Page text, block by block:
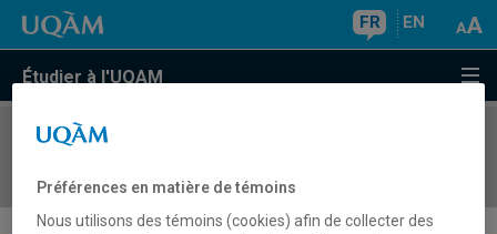
FR EN
Étudier à l'UQAM
COURS//
Préférences en matière de témoins
Nous utilisons des témoins (cookies) afin de collecter des